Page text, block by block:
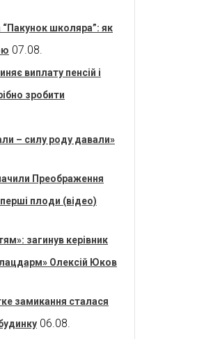
школяра”: як
07.08.
виплату пенсій і
зробити
– силу роду давали»
Преображення
плоди (відео)
загинув керівник
Олексій Юков
замикання сталася
06.08.